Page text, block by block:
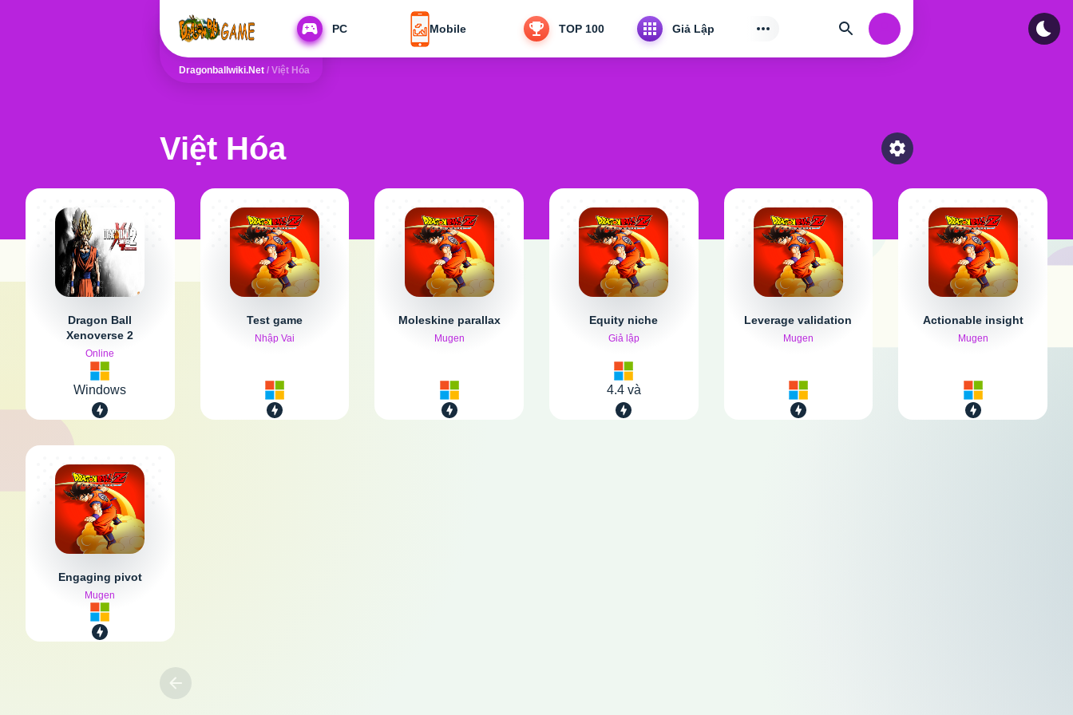
PC Mobile TOP 100 Giả Lập Authorization
Tìm
Dragonballwiki.net / Việt Hóa
Việt Hóa
Select a category
Dragon Ball
Xenoverse 2
Online
Windows
Test game
Nhập Vai
Moleskine parallax
Mugen
Equity niche
Giả lập
4.4 và
Leverage validation
Mugen
Actionable insight
Mugen
Engaging pivot
Mugen